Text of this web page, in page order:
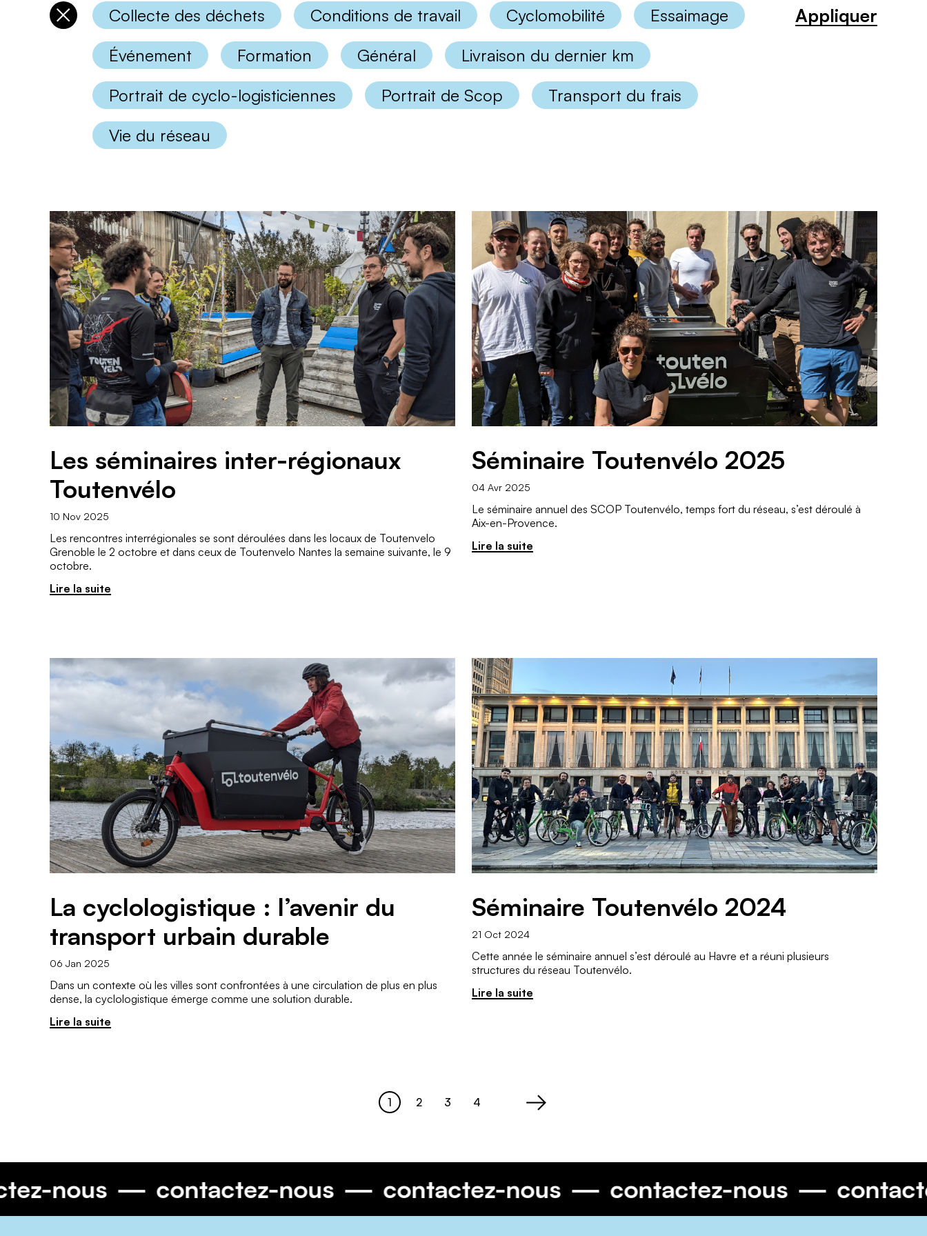
Désélectionner
les
catégories
Collecte des déchets Conditions de travail Cyclomobilité
Essaimage
Événement
Formation Général
Livraison du dernier km
Portrait de cyclo-logisticiennes
Portrait de Scop
Transport du frais
Vie du réseau
Appliquer
Les séminaires inter-régionaux
Toutenvélo
10 Nov 2025
Les rencontres interrégionales se sont déroulées dans les locaux de Toutenvelo
Grenoble le 2 octobre et dans ceux de Toutenvelo Nantes la semaine suivante, le 9
octobre.
Lire la suite
Séminaire Toutenvélo 2025
04 Avr 2025
Le séminaire annuel des SCOP Toutenvélo, temps fort du réseau, s’est déroulé à
Aix-en-Provence.
Lire la suite
La cyclologistique : l’avenir du
transport urbain durable
06 Jan 2025
Dans un contexte où les villes sont confrontées à une circulation de plus en plus
dense, la cyclologistique émerge comme une solution durable.
Lire la suite
Séminaire Toutenvélo 2024
21 Oct 2024
Cette année le séminaire annuel s’est déroulé au Havre et a réuni plusieurs
structures du réseau Toutenvélo.
Lire la suite
Page
1 Page
2 Page
3 Page
4
nous contactez-nous contactez-nous contactez-nous